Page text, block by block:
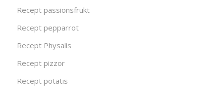
Recept passionsfrukt
Recept pepparrot
Recept Physalis
Recept pizzor
Recept potatis